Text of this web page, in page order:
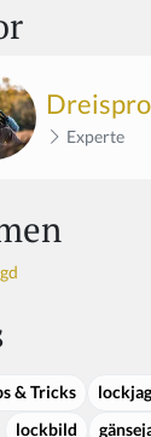
Experte
& Tricks
lockbild